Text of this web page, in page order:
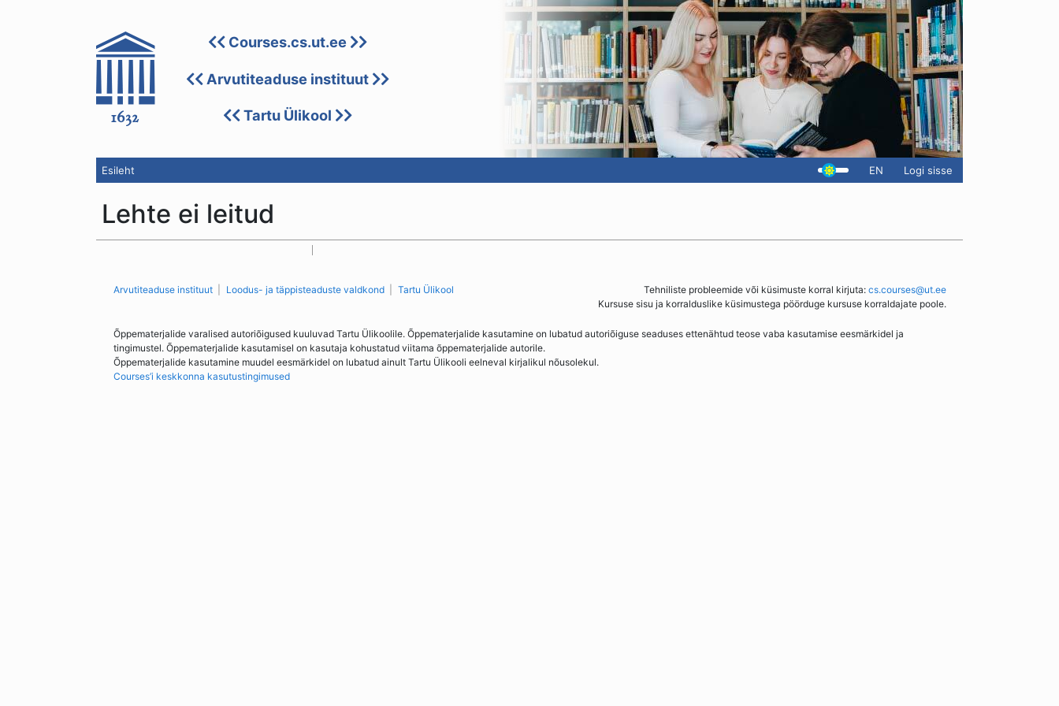
Courses.cs.ut.ee
Arvutiteaduse instituut
Tartu Ülikool
Esileht EN Logi sisse
Lehte ei leitud
Arvutiteaduse instituut Loodus- ja täppisteaduste valdkond Tartu Ülikool Tehniliste probleemide või küsimuste korral kirjuta: cs.courses@ut.ee
Kursuse sisu ja korralduslike küsimustega pöörduge kursuse korraldajate poole.
Õppematerjalide varalised autoriõigused kuuluvad Tartu Ülikoolile. Õppematerjalide kasutamine on lubatud autoriõiguse seaduses ettenähtud teose vaba kasutamise eesmärkidel ja
tingimustel. Õppematerjalide kasutamisel on kasutaja kohustatud viitama õppematerjalide autorile.
Õppematerjalide kasutamine muudel eesmärkidel on lubatud ainult Tartu Ülikooli eelneval kirjalikul nõusolekul.
Courses’i keskkonna kasutustingimused